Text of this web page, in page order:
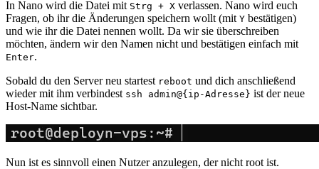
In Nano wird die Datei mit Strg + X verlassen. Nano wird euch
Fragen, ob ihr die Änderungen speichern wollt (mit Y bestätigen)
und wie ihr die Datei nennen wollt. Da wir sie überschreiben
möchten, ändern wir den Namen nicht und bestätigen einfach mit
Enter.
Sobald du den Server neu startest reboot und dich anschließend
wieder mit ihm verbindest ssh admin@{ip-Adresse} ist der neue
Host-Name sichtbar.
Nun ist es sinnvoll einen Nutzer anzulegen, der nicht root ist.